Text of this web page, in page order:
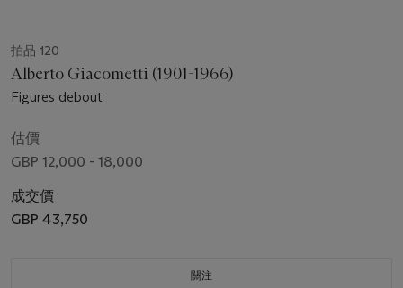
拍品 120
Alberto Giacometti (1901-1966)
Figures debout
估價
GBP 12,000 - 18,000
成交價
GBP 43,750
關注